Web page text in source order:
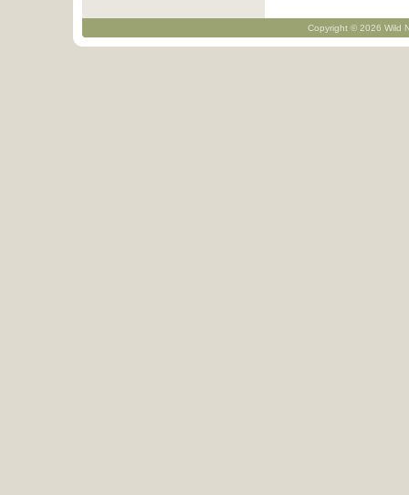
Copyright © 2026 Wild